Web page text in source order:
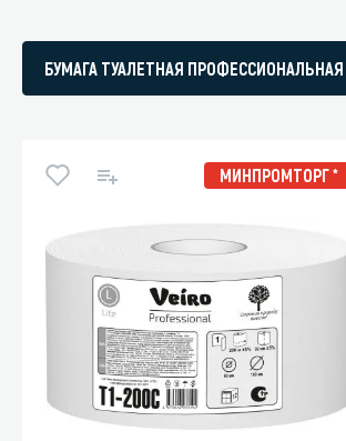
БУМАГА ТУАЛЕТНАЯ ПРОФЕССИОНАЛЬНАЯ
МИНПРОМТОРГ *